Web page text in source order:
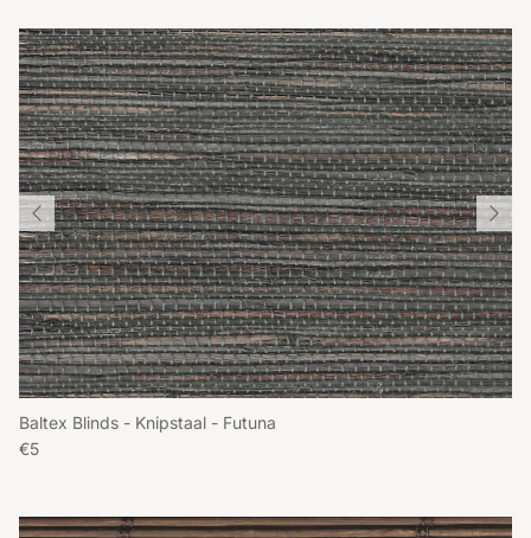
Baltex Blinds - Knipstaal - Futuna
Reguliere prijs
€5